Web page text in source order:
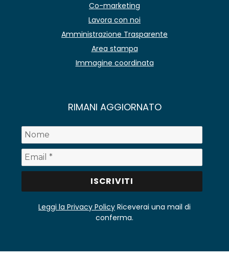
Co-marketing
Lavora con noi
Amministrazione Trasparente
Area stampa
Immagine coordinata
RIMANI AGGIORNATO
Leggi la Privacy Policy Riceverai una mail di
conferma.